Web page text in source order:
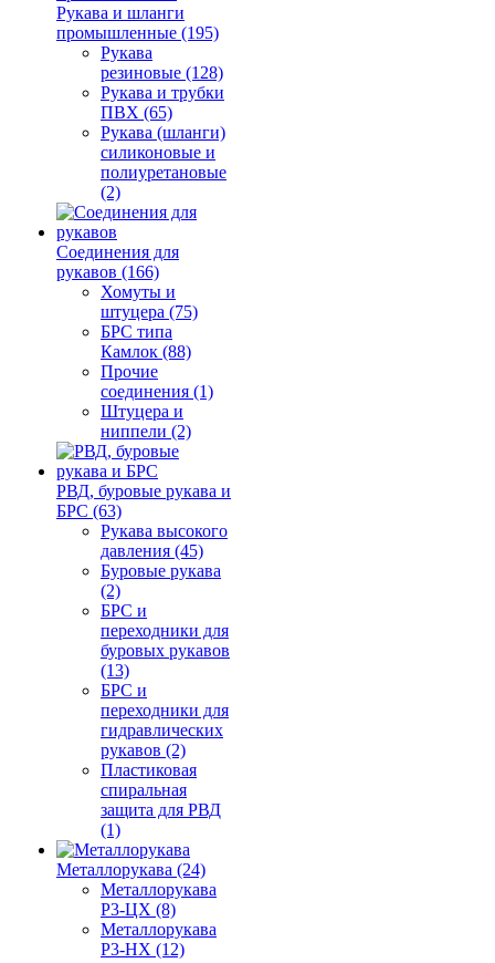
Рукава и шланги
промышленные (195)
Рукава
резиновые (128)
Рукава и трубки
ПВХ (65)
Рукава (шланги)
силиконовые и
полиуретановые
(2)
Соединения для
рукавов (166)
Хомуты и
штуцера (75)
БРС типа
Камлок (88)
Прочие
соединения (1)
Штуцера и
ниппели (2)
РВД, буровые рукава и
БРС (63)
Рукава высокого
давления (45)
Буровые рукава
(2)
БРС и
переходники для
буровых рукавов
(13)
БРС и
переходники для
гидравлических
рукавов (2)
Пластиковая
спиральная
защита для РВД
(1)
Металлорукава (24)
Металлорукава
Р3-ЦХ (8)
Металлорукава
Р3-НХ (12)